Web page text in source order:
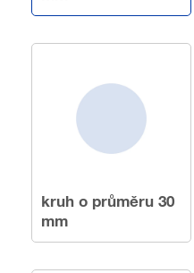
kruh o průměru 30
mm